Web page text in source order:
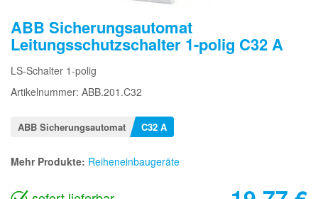
ABB Sicherungsautomat
Leitungsschutzschalter 1-polig C32 A
LS-Schalter 1-polig
Artikelnummer: ABB.201.C32
ABB Sicherungsautomat C32 A
Mehr Produkte: Reiheneinbaugeräte